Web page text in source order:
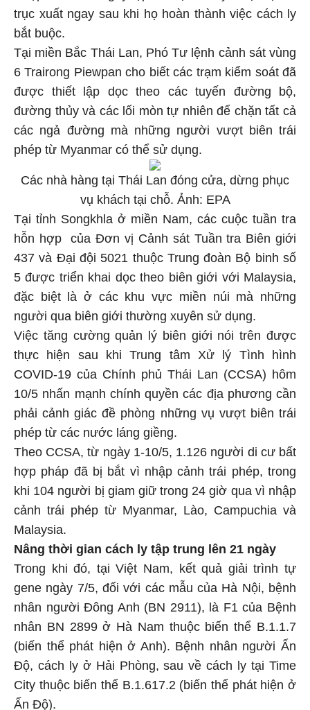
trục xuất ngay sau khi họ hoàn thành việc cách ly
bắt buộc.
Tại miền Bắc Thái Lan, Phó Tư lệnh cảnh sát vùng
6 Trairong Piewpan cho biết các trạm kiểm soát đã
được thiết lập dọc theo các tuyến đường bộ,
đường thủy và các lối mòn tự nhiên để chặn tất cả
các ngả đường mà những người vượt biên trái
phép từ Myanmar có thể sử dụng.
Các nhà hàng tại Thái Lan đóng cửa, dừng phục
vụ khách tại chỗ. Ảnh: EPA
Tại tỉnh Songkhla ở miền Nam, các cuộc tuần tra
hỗn hợp của Đơn vị Cảnh sát Tuần tra Biên giới
437 và Đại đội 5021 thuộc Trung đoàn Bộ binh số
5 được triển khai dọc theo biên giới với Malaysia,
đặc biệt là ở các khu vực miền núi mà những
người qua biên giới thường xuyên sử dụng.
Việc tăng cường quản lý biên giới nói trên được
thực hiện sau khi Trung tâm Xử lý Tình hình
COVID-19 của Chính phủ Thái Lan (CCSA) hôm
10/5 nhấn mạnh chính quyền các địa phương cần
phải cảnh giác đề phòng những vụ vượt biên trái
phép từ các nước láng giềng.
Theo CCSA, từ ngày 1-10/5, 1.126 người di cư bất
hợp pháp đã bị bắt vì nhập cảnh trái phép, trong
khi 104 người bị giam giữ trong 24 giờ qua vì nhập
cảnh trái phép từ Myanmar, Lào, Campuchia và
Malaysia.
Nâng thời gian cách ly tập trung lên 21 ngày
Trong khi đó, tại Việt Nam, kết quả giải trình tự
gene ngày 7/5, đối với các mẫu của Hà Nội, bệnh
nhân người Đông Anh (BN 2911), là F1 của Bệnh
nhân BN 2899 ở Hà Nam thuộc biến thể B.1.1.7
(biến thể phát hiện ở Anh). Bệnh nhân người Ấn
Độ, cách ly ở Hải Phòng, sau về cách ly tại Time
City thuộc biến thể B.1.617.2 (biến thể phát hiện ở
Ấn Độ).